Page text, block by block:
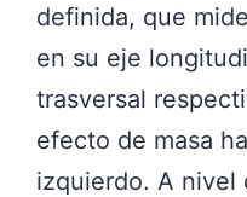
definida, que
en su eje
trasversal
efecto de masa
izquierdo. A nivel